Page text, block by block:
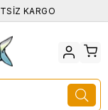
KARGO